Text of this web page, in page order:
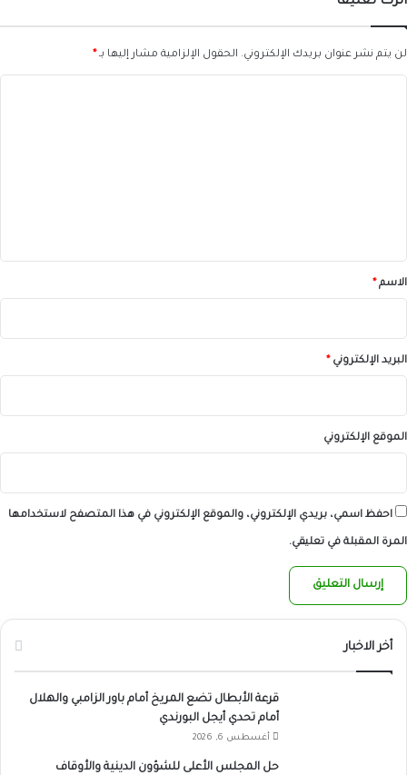
لن يتم نشر عنوان بريدك الإلكتروني. الحقول الإلزامية مشار إليها بـ*
*الاسم*
البريد الإلكتروني*
الموقع الإلكتروني
احفظ اسمي، بريدي الإلكتروني، والموقع الإلكتروني في هذا المتصفح لاستخدامها
المرة المقبلة في تعليقي.
أخر الاخبار
قرعة الأبطال تضع المريخ أمام باور الزامبي والهلال
أمام تحدي أيجل البورندي
أغسطس 6, 2026
حل المجلس الأعلى للشؤون الدينية والأوقاف